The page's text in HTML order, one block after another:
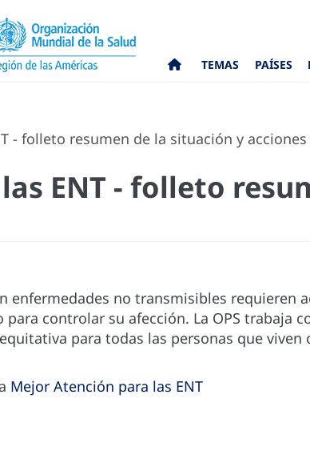
TEMAS PAÍSES
- folleto resumen de la situación y acciones
ENT - folleto
enfermedades no transmisibles requieren
controlar su afección. La OPS trabaja
para todas las personas que viven
Mejor Atención para las ENT